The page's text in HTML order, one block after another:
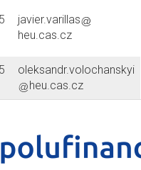
javier.varillas
heu.cas.cz
oleksandr.volochanskyi
heu.cas.cz